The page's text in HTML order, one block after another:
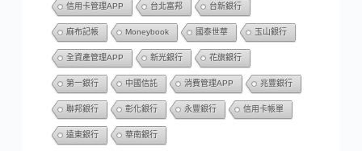
信用卡管理APP 台北富邦 台新銀行
麻布記帳 Moneybook 國泰世華 玉山銀行
全資產管理APP 新光銀行 花旗銀行
第一銀行 中國信託 消費管理APP 兆豐銀行
聯邦銀行 彰化銀行 永豐銀行 信用卡帳單
遠東銀行 華南銀行